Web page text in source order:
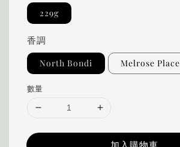
229g
香調
North Bondi Melrose Place
數量
加入購物車